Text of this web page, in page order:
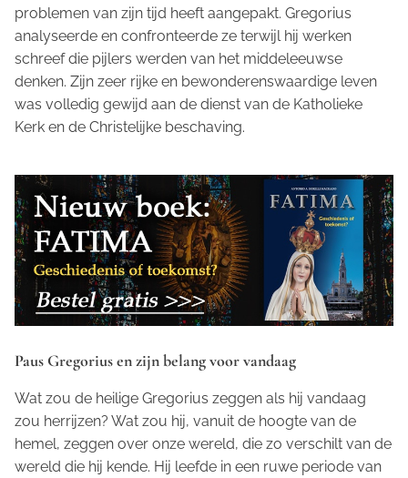
problemen van zijn tijd heeft aangepakt. Gregorius
analyseerde en confronteerde ze terwijl hij werken
schreef die pijlers werden van het middeleeuwse
denken. Zijn zeer rijke en bewonderenswaardige leven
was volledig gewijd aan de dienst van de Katholieke
Kerk en de Christelijke beschaving.
Paus Gregorius en zijn belang voor vandaag
Wat zou de heilige Gregorius zeggen als hij vandaag
zou herrijzen? Wat zou hij, vanuit de hoogte van de
hemel, zeggen over onze wereld, die zo verschilt van de
wereld die hij kende. Hij leefde in een ruwe periode van